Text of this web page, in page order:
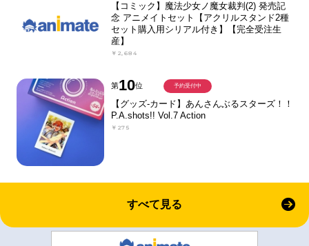
【コミック】魔法少女ノ魔女裁判(2) 発売記
念 アニメイトセット【アクリルスタンド2種
セット購入用シリアル付き】【完全受注生
産】
￥2,684
第10位
【グッズ-カード】あんさんぶるスターズ！！
P.A.shots!! Vol.7 Action
￥275
予約受付中
すべて見る